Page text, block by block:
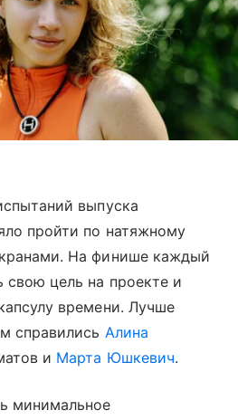
выпуска
пройти по натяжному
На финише каждый
свою цель на проекте и
времени. Лучше
справились Алина
и Марта Юшкевич.
минимальное